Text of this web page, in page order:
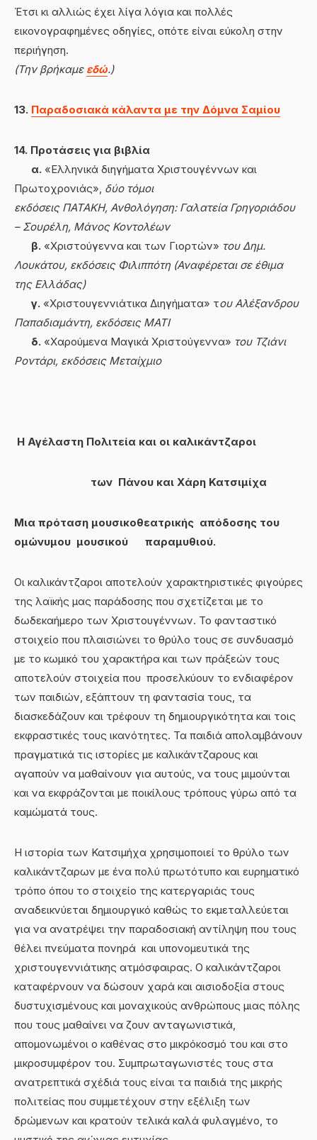
Έτσι κι αλλιώς έχει λίγα λόγια και πολλές
εικονογραφημένες οδηγίες, οπότε είναι εύκολη στην
περιήγηση.
(Την βρήκαμε εδώ.)
13. Παραδοσιακά κάλαντα με την Δόμνα Σαμίου
14. Προτάσεις για βιβλία
α. «Ελληνικά διηγήματα Χριστουγέννων και
Πρωτοχρονιάς», δύο τόμοι
εκδόσεις ΠΑΤΑΚΗ, Ανθολόγηση: Γαλατεία Γρηγοριάδου
– Σουρέλη, Μάνος Κοντολέων
β. «Χριστούγεννα και των Γιορτών» του Δημ.
Λουκάτου, εκδόσεις Φιλιππότη (Αναφέρεται σε έθιμα
της Ελλάδας)
γ. «Χριστουγεννιάτικα Διηγήματα» του Αλέξανδρου
Παπαδιαμάντη, εκδόσεις ΜΑΤΙ
δ. «Χαρούμενα Μαγικά Χριστούγεννα» του Τζιάνι
Ροντάρι, εκδόσεις Μεταίχμιο
Η Αγέλαστη Πολιτεία και οι καλικάντζαροι
των Πάνου και Χάρη Κατσιμίχα
Μια πρόταση μουσικοθεατρικής απόδοσης του
ομώνυμου μουσικού παραμυθιού.
Οι καλικάντζαροι αποτελούν χαρακτηριστικές φιγούρες
της λαϊκής μας παράδοσης που σχετίζεται με το
δωδεκαήμερο των Χριστουγέννων. Το φανταστικό
στοιχείο που πλαισιώνει το θρύλο τους σε συνδυασμό
με το κωμικό του χαρακτήρα και των πράξεών τους
αποτελούν στοιχεία που προσελκύουν το ενδιαφέρον
των παιδιών, εξάπτουν τη φαντασία τους, τα
διασκεδάζουν και τρέφουν τη δημιουργικότητα και τοις
εκφραστικές τους ικανότητες. Τα παιδιά απολαμβάνουν
πραγματικά τις ιστορίες με καλικάντζαρους και
αγαπούν να μαθαίνουν για αυτούς, να τους μιμούνται
και να εκφράζονται με ποικίλους τρόπους γύρω από τα
καμώματά τους.
Η ιστορία των Κατσιμήχα χρησιμοποιεί το θρύλο των
καλικάντζαρων με ένα πολύ πρωτότυπο και ευρηματικό
τρόπο όπου το στοιχείο της κατεργαριάς τους
αναδεικνύεται δημιουργικό καθώς το εκμεταλλεύεται
για να ανατρέψει την παραδοσιακή αντίληψη που τους
θέλει πνεύματα πονηρά και υπονομευτικά της
χριστουγεννιάτικης ατμόσφαιρας. Ο καλικάντζαροι
καταφέρνουν να δώσουν χαρά και αισιοδοξία στους
δυστυχισμένους και μοναχικούς ανθρώπους μιας πόλης
που τους μαθαίνει να ζουν ανταγωνιστικά,
απομονωμένοι ο καθένας στο μικρόκοσμό του και στο
μικροσυμφέρον του. Συμπρωταγωνιστές τους στα
ανατρεπτικά σχέδιά τους είναι τα παιδιά της μικρής
πολιτείας που συμμετέχουν στην εξέλιξη των
δρώμενων και κρατούν τελικά καλά φυλαγμένο, το